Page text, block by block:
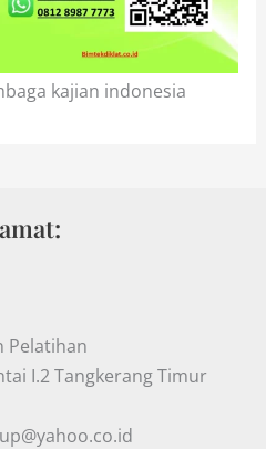
kajian indonesia
Pelatihan
I.2 Tangkerang Timur